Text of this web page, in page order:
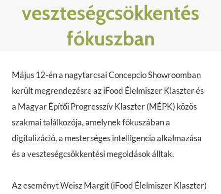
veszteségcsökkentés
fókuszban
Május 12-én a nagytarcsai Concepcio Showroomban
került megrendezésre az iFood Élelmiszer Klaszter és
a Magyar Építői Progresszív Klaszter (MÉPK) közös
szakmai találkozója, amelynek fókuszában a
digitalizáció, a mesterséges intelligencia alkalmazása
és a veszteségcsökkentési megoldások álltak.
Az eseményt Weisz Margit (iFood Élelmiszer Klaszter)